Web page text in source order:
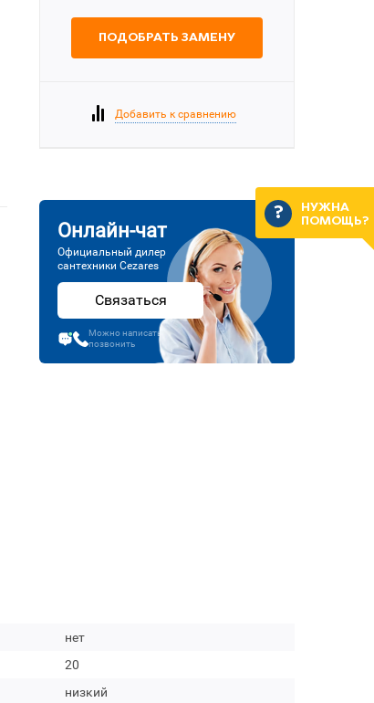
ПОДОБРАТЬ ЗАМЕНУ
Добавить к сравнению
Онлайн-чат
Официальный дилер
сантехники Cezares
Связаться
Можно написать или
позвонить
нет
20
низкий
НУЖНА
ПОМОЩЬ?